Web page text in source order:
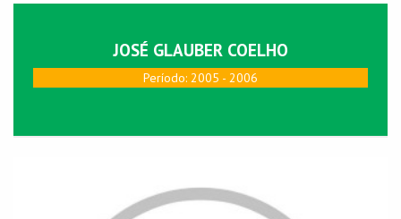
JOSÉ GLAUBER COELHO
Período: 2005 - 2006